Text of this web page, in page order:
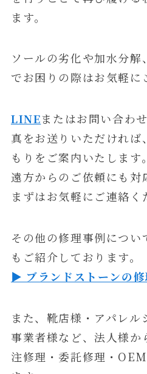
ます。
ソールの劣化や加水分
でお困りの際はお気軽に
LINEまたはお問い合わ
真をお送りいただけれ
もりをご案内いたします。
遠方からのご依頼にも対
まずはお気軽にご連絡く
その他の修理事例につ
もご紹介しております。
▶ ブランドストーンの
また、靴店様・アパレル
事業者様など、法人様
注修理・委託修理・